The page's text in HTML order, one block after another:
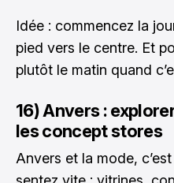
Idée : commencez la
pied vers le centre. Et
plutôt le matin quand
16) Anvers :
les concept stores
Anvers et la mode,